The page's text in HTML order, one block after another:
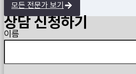
모든 전문가 보기
상담 신청하기
이름
Guardian